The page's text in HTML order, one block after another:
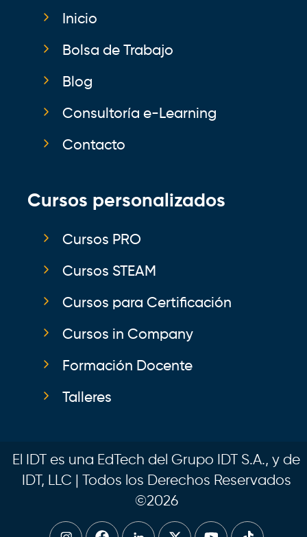
Inicio
Bolsa de Trabajo
Blog
Consultoría e-Learning
Contacto
Cursos personalizados
Cursos PRO
Cursos STEAM
Cursos para Certificación
Cursos in Company
Formación Docente
Talleres
El IDT es una EdTech del Grupo IDT S.A., y de
IDT, LLC | Todos los Derechos Reservados
©2026